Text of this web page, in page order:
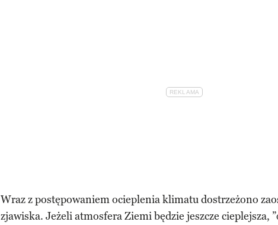
Wraz z postępowaniem ocieplenia klimatu dostrzeżono
zjawiska. Jeżeli atmosfera Ziemi będzie jeszcze cieplejsza,